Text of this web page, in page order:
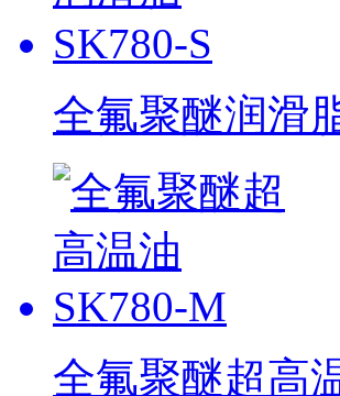
全氟聚醚润滑
全氟聚醚超高